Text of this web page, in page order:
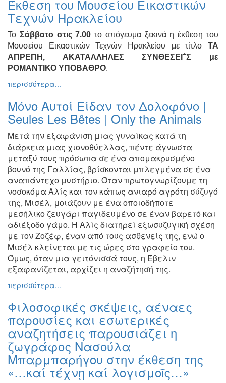
Ζωγραφική
Φωτογραφία
Τραγούδι
Μουσική
Κινηματογράφος
Χορός
Θέατρο
Παζάρι
Ειδών
Συνέδρια
Ημερίδες
-
Διημερίδες
Σεμινάρια-
Διαλέξεις-
Ομιλίες
Διάφορες
Εκθέσεις
Εκδηλώσεις
για
Παιδιά
Άλλες
ΤΟΠΟΣ
ΜΑΣ
Έκθεση του Μουσείου Εικαστικών
Τεχνών Ηρακλείου
Το Σάββατο στις 7.00 το απόγευμα ξεκινά η έκθεση του
Μουσείου Εικαστικών Τεχνών Ηρακλείου με τίτλο ΤΑ
ΑΠΡΕΠΗ, ΑΚΑΤΑΛΛΗΛΕΣ ΣΥΝΘΕΣΕΙ΅Σ με
ΡΟΜΑΝΤΙΚΟ ΥΠΟΒΑΘΡΟ.
περισσότερα...
Μόνο Αυτοί Είδαν τον Δολοφόνο |
Seules Les Bêtes | Only the Animals
Μετά την εξαφάνιση μιας γυναίκας κατά τη
διάρκεια μιας χιονοθύελλας, πέντε άγνωστα
μεταξύ τους πρόσωπα σε ένα απομακρυσμένο
βουνό της Γαλλίας, βρίσκονται μπλεγμένα σε ένα
αναπάντεχο μυστήριο. Όταν πρωτογνωρίζουμε τη
νοσοκόμα Αλίς και τον κάπως ανιαρό αγρότη σύζυγό
της, Μισέλ, μοιάζουν με ένα οποιοδήποτε
μεσήλικο ζευγάρι παγιδευμένο σε έναν βαρετό και
αδιέξοδο γάμο. Η Αλίς διατηρεί εξωσυζυγική σχέση
με τον Ζοζέφ, έναν από τους ασθενείς της, ενώ ο
Μισέλ κλείνεται με τις ώρες στο γραφείο του.
Όμως, όταν μια γειτόνισσά τους, η Έβελιν
εξαφανίζεται, αρχίζει η αναζήτησή της.
περισσότερα...
Φιλοσοφικές σκέψεις, αέναες
παρουσίες και εσωτερικές
αναζητήσεις παρουσιάζει η
ζωγράφος Νασούλα
Μπαρμπαρήγου στην έκθεση της
«…καί τέχνῃ καί λογισμοῖς…»